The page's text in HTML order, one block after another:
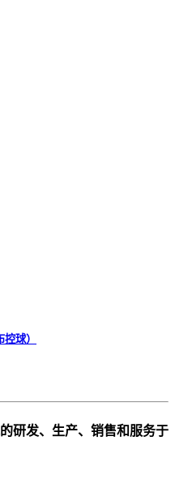
球）
研发、生产、销售和服务于